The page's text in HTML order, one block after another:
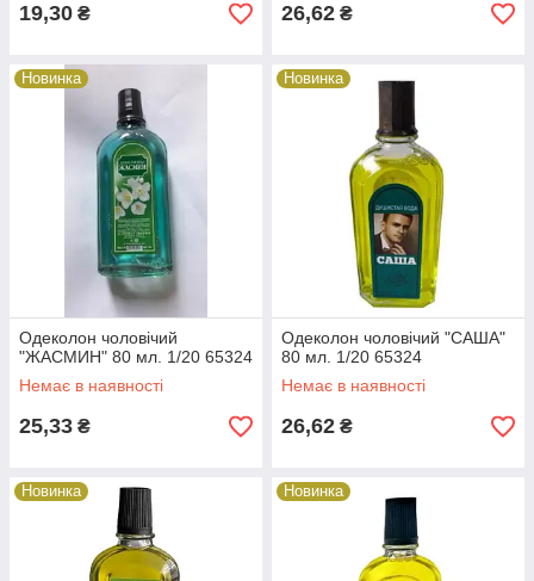
19,30 ₴ 26,62 ₴
Новинка
Одеколон чоловічий
"ЖАСМИН" 80 мл. 1/20 65324
Немає в наявності
25,33 ₴
Новинка
Одеколон чоловічий "САША"
80 мл. 1/20 65324
Немає в наявності
26,62 ₴
Новинка Новинка